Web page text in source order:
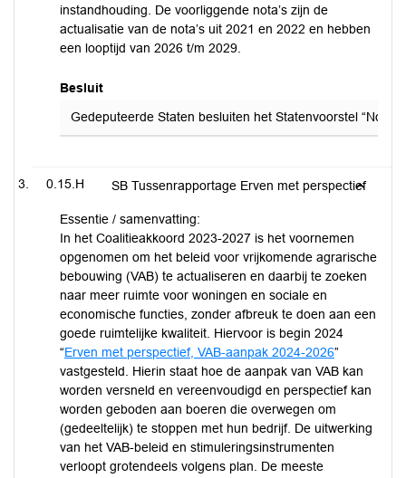
instandhouding. De voorliggende nota’s zijn de
actualisatie van de nota’s uit 2021 en 2022 en hebben
een looptijd van 2026 t/m 2029.
Besluit
Gedeputeerde Staten besluiten het Statenvoorstel
0.15.H SB Tussenrapportage Erven met perspectief
Essentie / samenvatting:
In het Coalitieakkoord 2023-2027 is het voornemen
opgenomen om het beleid voor vrijkomende agrarische
bebouwing (VAB) te actualiseren en daarbij te zoeken
naar meer ruimte voor woningen en sociale en
economische functies, zonder afbreuk te doen aan een
goede ruimtelijke kwaliteit. Hiervoor is begin 2024
“Erven met perspectief, VAB-aanpak 2024-2026”
vastgesteld. Hierin staat hoe de aanpak van VAB kan
worden versneld en vereenvoudigd en perspectief kan
worden geboden aan boeren die overwegen om
(gedeeltelijk) te stoppen met hun bedrijf. De uitwerking
van het VAB-beleid en stimuleringsinstrumenten
verloopt grotendeels volgens plan. De meeste